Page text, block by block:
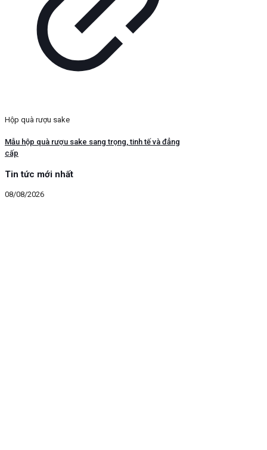
Hộp quà rượu sake
Mẫu hộp quà rượu sake sang trọng, tinh tế và đẳng
cấp
Tin tức mới nhất
08/08/2026